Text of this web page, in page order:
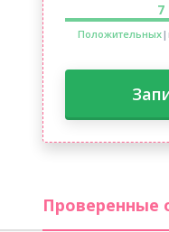
7
Положительных
Проверенные